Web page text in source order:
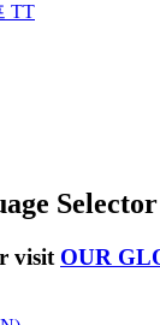
TT
Selector
visit OUR